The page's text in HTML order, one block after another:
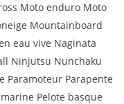
Moto enduro Moto
Mountainboard
eau vive Naginata
Ninjutsu Nunchaku
Paramoteur Parapente
Pelote basque